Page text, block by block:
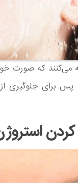
که صورت
پس برای جلوگیری